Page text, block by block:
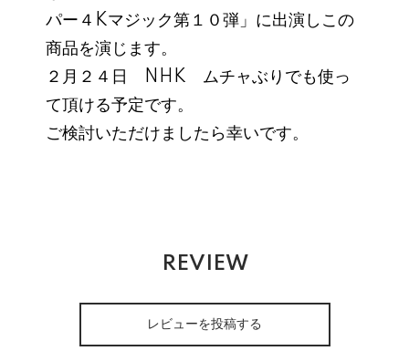
パー４Kマジック第１０弾」に出演しこの
商品を演じます。
２月２４日 NHK ムチャぶりでも使っ
て頂ける予定です。
ご検討いただけましたら幸いです。
REVIEW
レビューを投稿する